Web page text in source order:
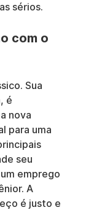
sérios.
com o
Sua
é
nova
para uma
seu
emprego
A
é justo e